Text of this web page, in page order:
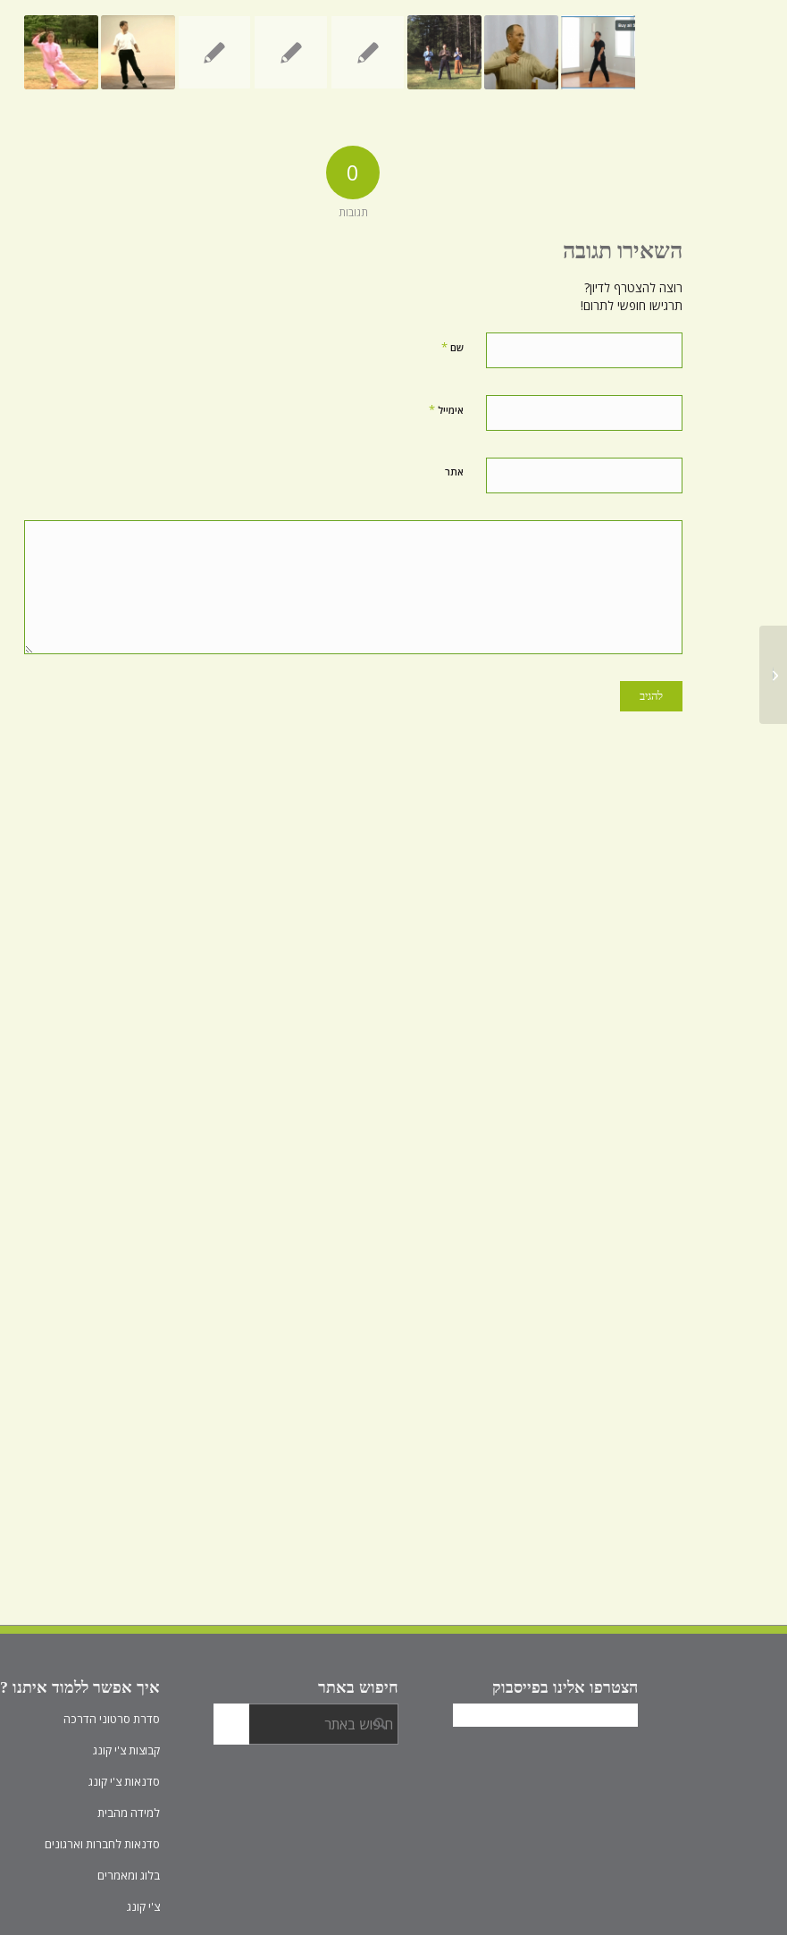
0
תגובות
השאירו תגובה
רוצה להצטרף לדיון?
תרגישו חופשי לתרום!
שם *
אימייל *
אתר
הצטרפו אלינו בפייסבוק חיפוש באתר איך אפשר ללמוד איתנו ?
סדרת סרטוני הדרכה
קבוצות צ'י קונג
סדנאות צ'י קונג
למידה מהבית
סדנאות לחברות וארגונים
בלוג ומאמרים
צ'י קונג
קונג לפתיחת הלב?